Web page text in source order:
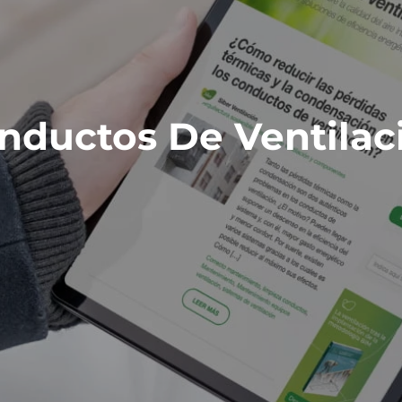
De